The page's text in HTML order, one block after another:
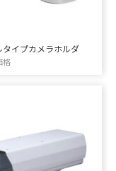
タイプカメラホルダ
格